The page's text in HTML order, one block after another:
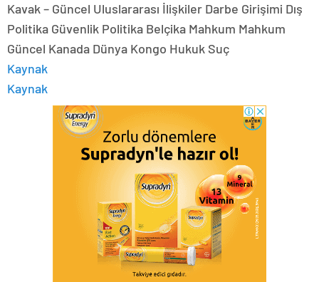
Kavak – Güncel Uluslararası İlişkiler Darbe Girişimi Dış
Politika Güvenlik Politika Belçika Mahkum Mahkum
Güncel Kanada Dünya Kongo Hukuk Suç
Kaynak
Kaynak